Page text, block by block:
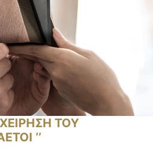
ΤΟΥ
‘’